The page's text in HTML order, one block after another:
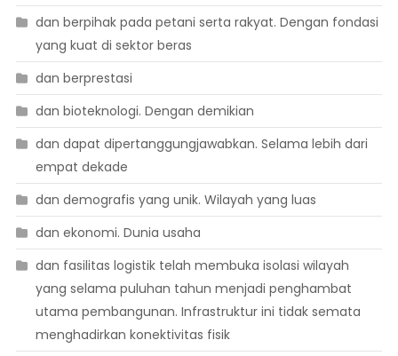
dan berpihak pada petani serta rakyat. Dengan fondasi
yang kuat di sektor beras
dan berprestasi
dan bioteknologi. Dengan demikian
dan dapat dipertanggungjawabkan. Selama lebih dari
empat dekade
dan demografis yang unik. Wilayah yang luas
dan ekonomi. Dunia usaha
dan fasilitas logistik telah membuka isolasi wilayah
yang selama puluhan tahun menjadi penghambat
utama pembangunan. Infrastruktur ini tidak semata
menghadirkan konektivitas fisik